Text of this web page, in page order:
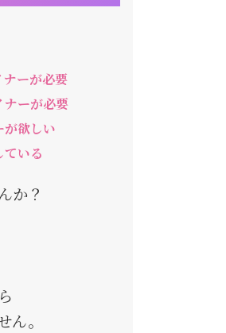
ナーが必要
ナーが必要
が欲しい
いる
か？
。